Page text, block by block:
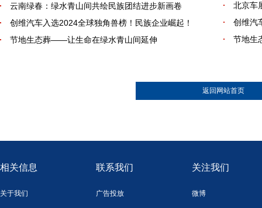
云南绿春：绿水青山间共绘民族团结进步新画卷
创维汽车入选2024全球独角兽榜！民族企业崛起！
节地生态葬——让生命在绿水青山间延伸
北京车
创维汽
节地生
返回网站首页
相关信息
关于我们
联系我们
广告投放
关注我们
微博